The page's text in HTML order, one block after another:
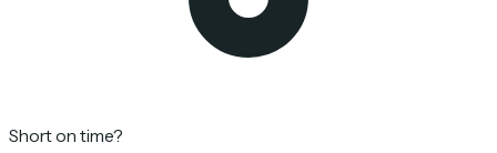
Short on time?